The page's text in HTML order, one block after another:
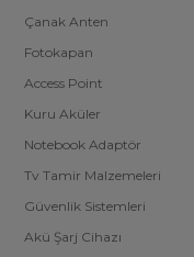
Çanak Anten
Fotokapan
Access Point
Kuru Aküler
Notebook Adaptör
Tv Tamir Malzemeleri
Güvenlik Sistemleri
Akü Şarj Cihazı